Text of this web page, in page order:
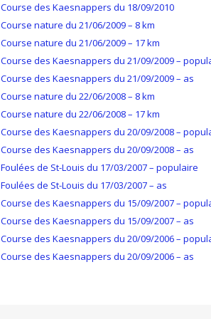
Course des Kaesnappers du 18/09/2010
Course nature du 21/06/2009 – 8 km
Course nature du 21/06/2009 – 17 km
Course des Kaesnappers du 21/09/2009 –
Course des Kaesnappers du 21/09/2009 – as
Course nature du 22/06/2008 – 8 km
Course nature du 22/06/2008 – 17 km
Course des Kaesnappers du 20/09/2008 –
Course des Kaesnappers du 20/09/2008 – as
Foulées de St-Louis du 17/03/2007 – populaire
Foulées de St-Louis du 17/03/2007 – as
Course des Kaesnappers du 15/09/2007 –
Course des Kaesnappers du 15/09/2007 – as
Course des Kaesnappers du 20/09/2006 –
Course des Kaesnappers du 20/09/2006 – as